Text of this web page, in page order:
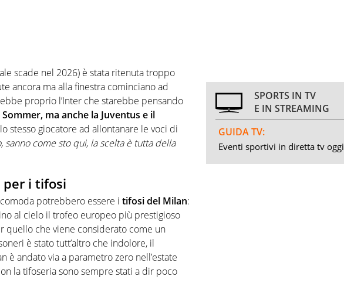
scade nel 2026) è stata ritenuta troppo
ancora ma alla finestra cominciano ad
proprio l’Inter che starebbe pensando
Sommer, ma anche la Juventus e il
stesso giocatore ad allontanare le voci di
sanno come sto qui, la scelta è tutta della
per i tifosi
potrebbero essere i tifosi del Milan:
al cielo il trofeo europeo più prestigioso
quello che viene considerato come un
è stato tutt’altro che indolore, il
è andato via a parametro zero nell’estate
la tifoseria sono sempre stati a dir poco
SPORTS IN TV
E IN STREAMING
GUIDA TV:
Eventi sportivi in diretta tv oggi